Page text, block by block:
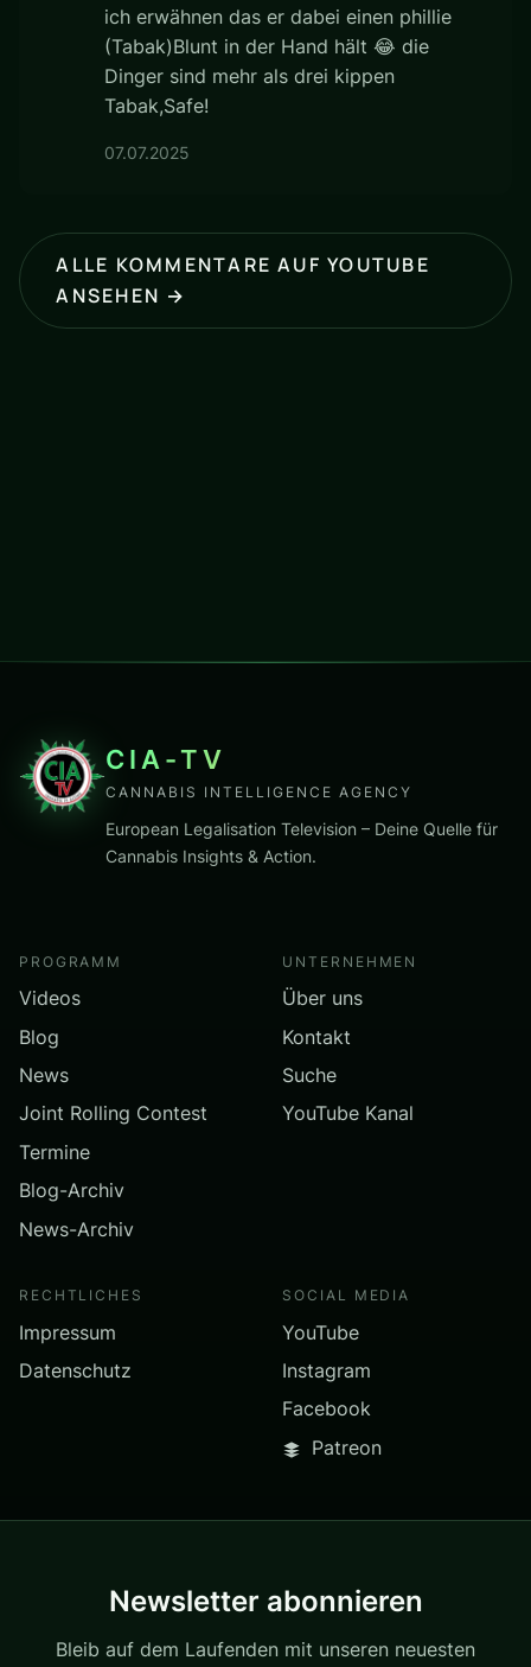
ich erwähnen das er dabei einen phillie
(Tabak)Blunt in der Hand hält 😂 die
Dinger sind mehr als drei kippen
Tabak,Safe!
07.07.2025
ALLE KOMMENTARE AUF YOUTUBE
ANSEHEN →
CIA-TV
CANNABIS INTELLIGENCE AGENCY
European Legalisation Television – Deine Quelle für
Cannabis Insights & Action.
PROGRAMM
Videos
Blog
News
Joint Rolling Contest
Termine
Blog-Archiv
News-Archiv
UNTERNEHMEN
Über uns
Kontakt
Suche
YouTube Kanal
RECHTLICHES
Impressum
Datenschutz
SOCIAL MEDIA
YouTube
Instagram
Facebook
Patreon
Newsletter abonnieren
Bleib auf dem Laufenden mit unseren neuesten